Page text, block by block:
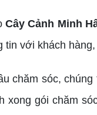
Cây Cảnh Minh
tin với khách
sóc, chúng
xong gói chăm